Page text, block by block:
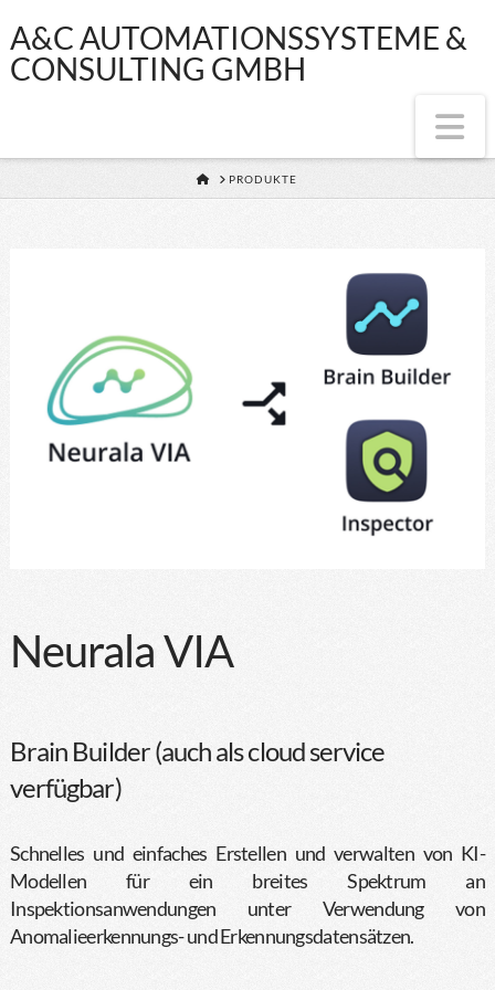
A&C
&
A&C AUTOMATIONSSYSTEME &
CONSULTING GMBH
HOMEPRODUKTE
Neurala VIA
Brain Builder (auch als cloud service
verfügbar)
Schnelles und einfaches Erstellen und verwalten von KI-
Modellen für ein breites Spektrum an
Inspektionsanwendungen unter Verwendung von
Anomalieerkennungs- und Erkennungsdatensätzen.